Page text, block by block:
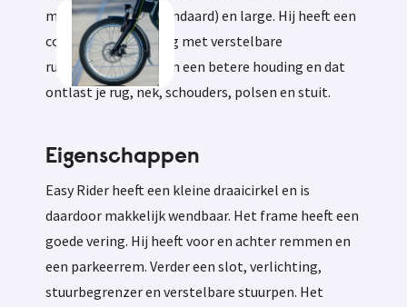
maten: medium (standaard) en large. Hij heeft een
comfortabele zitting met verstelbare
ruggensteun. Je zit in een betere houding en dat
ontlast je rug, nek, schouders, polsen en stuit.
Eigenschappen
Easy Rider heeft een kleine draaicirkel en is
daardoor makkelijk wendbaar. Het frame heeft een
goede vering. Hij heeft voor en achter remmen en
een parkeerrem. Verder een slot, verlichting,
stuurbegrenzer en verstelbare stuurpen. Het